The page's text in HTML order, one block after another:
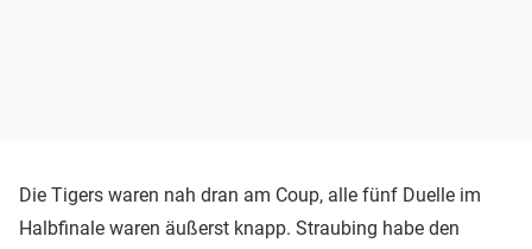
Die Tigers waren nah dran am Coup, alle fünf Duelle im
Halbfinale waren äußerst knapp. Straubing habe den